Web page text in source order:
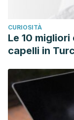
CURIOSITÀ
Le 10
capelli in